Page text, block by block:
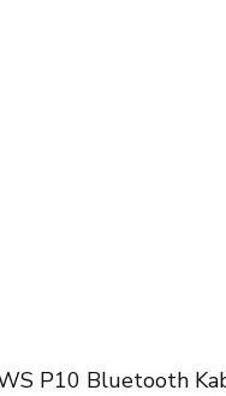
P10 Bluetooth